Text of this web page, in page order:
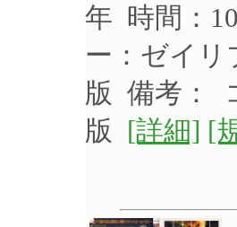
年 時間：
ー：ゼイリ
版 備考：
版 [詳細] [